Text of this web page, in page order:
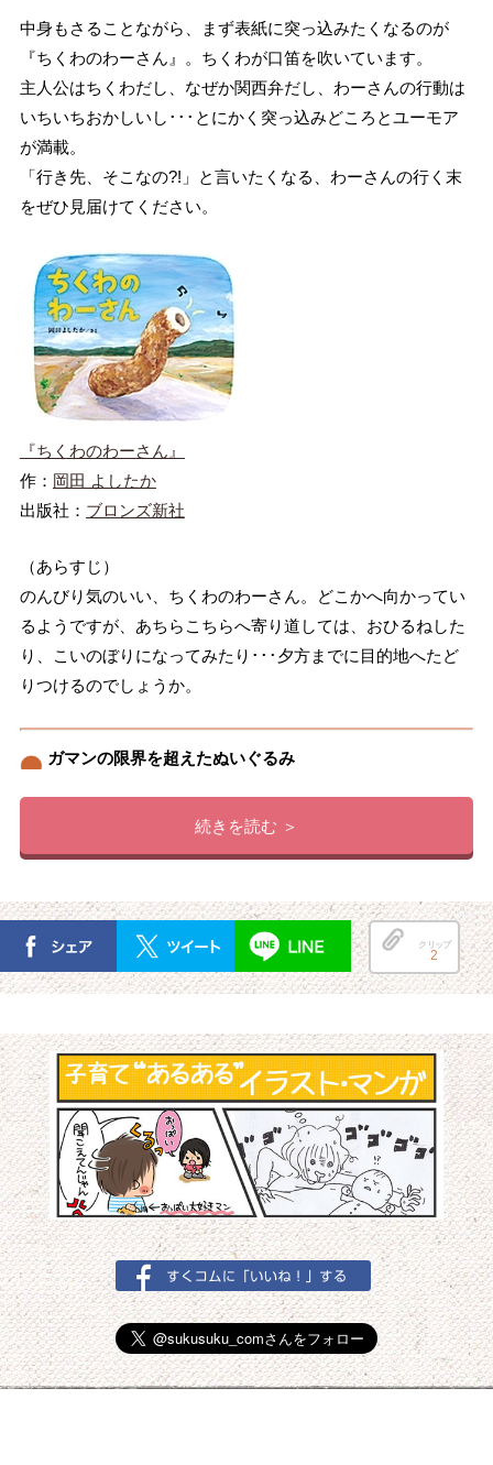
中身もさることながら、まず表紙に突っ込みたくなるのが
『ちくわのわーさん』。ちくわが口笛を吹いています。
主人公はちくわだし、なぜか関西弁だし、わーさんの行動は
いちいちおかしいし･･･とにかく突っ込みどころとユーモア
が満載。
「行き先、そこなの?!」と言いたくなる、わーさんの行く末
をぜひ見届けてください。
『ちくわのわーさん』
作： 岡田 よしたか
出版社： ブロンズ新社
（あらすじ）
のんびり気のいい、ちくわのわーさん。どこかへ向かってい
るようですが、あちらこちらへ寄り道しては、おひるねした
り、こいのぼりになってみたり･･･夕方までに目的地へたど
りつけるのでしょうか。
ガマンの限界を超えたぬいぐるみ
続きを読む ＞
クリップ
2